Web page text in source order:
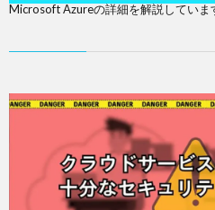
Microsoft Azureの詳細を解説していま